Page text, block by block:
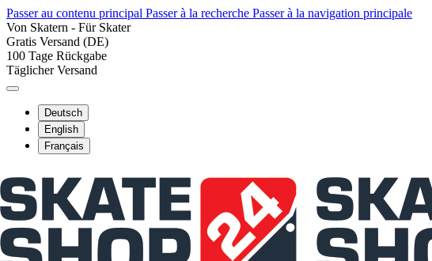
Passer au contenu principal Passer à la recherche Passer à la navigation principale
Von Skatern - Für Skater
Gratis Versand (DE)
100 Tage Rückgabe
Täglicher Versand
Deutsch
English
Français